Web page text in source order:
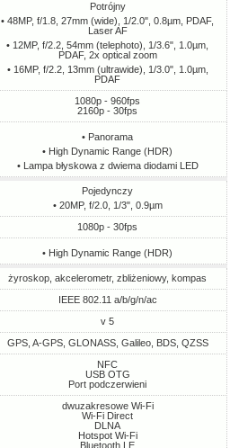
Potrójny
• 48MP, f/1.8, 27mm (wide), 1/2.0", 0.8µm, PDAF,
Laser AF
• 12MP, f/2.2, 54mm (telephoto), 1/3.6", 1.0µm,
PDAF, 2x optical zoom
• 16MP, f/2.2, 13mm (ultrawide), 1/3.0", 1.0µm,
PDAF
1080p - 960fps
2160p - 30fps
• Panorama
• High Dynamic Range (HDR)
• Lampa błyskowa z dwiema diodami LED
Pojedynczy
• 20MP, f/2.0, 1/3", 0.9µm
1080p - 30fps
• High Dynamic Range (HDR)
żyroskop, akcelerometr, zbliżeniowy, kompas
IEEE 802.11 a/b/g/n/ac
v 5
GPS, A-GPS, GLONASS, Galileo, BDS, QZSS
NFC
USB OTG
Port podczerwieni
dwuzakresowe Wi-Fi
Wi-Fi Direct
DLNA
Hotspot Wi-Fi
Bluetooth LE